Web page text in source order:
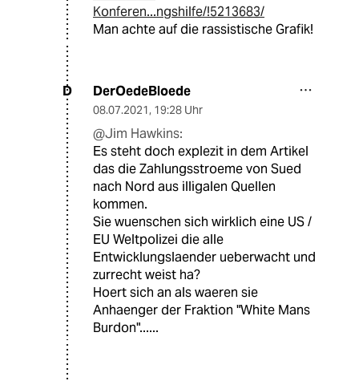
Konferen...ngshilfe/!5213683/
Man achte auf die rassistische Grafik!
D DerOedeBloede
08.07.2021, 19:28 Uhr
@Jim Hawkins:
Es steht doch explezit in dem Artikel
das die Zahlungsstroeme von Sued
nach Nord aus illigalen Quellen
kommen.
Sie wuenschen sich wirklich eine US /
EU Weltpolizei die alle
Entwicklungslaender ueberwacht und
zurrecht weist ha?
Hoert sich an als waeren sie
Anhaenger der Fraktion "White Mans
Burdon"......